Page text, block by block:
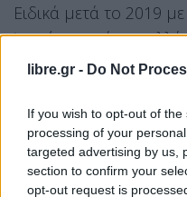
libre.gr - Do Not
If you wish to opt-out of
processing of your
targeted advertising by us,
section to confirm your
opt-out request is
Ειδικά μετά το 2019
‘κει γίνανε πάρα
ήττα του ‘23. Ένα
αντιπολίτευση με
πολλές αφορμές,
κάπου αποδίδεται.